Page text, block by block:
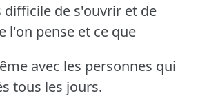
difficile de s'ouvrir et de
l'on pense et ce que
avec les personnes qui
tous les jours.